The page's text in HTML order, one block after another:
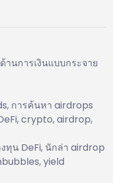
นการเงินแบบกระจาย
การค้นหา airdrops
crypto, airdrop,
ทุน DeFi, นักล่า airdrop
yield